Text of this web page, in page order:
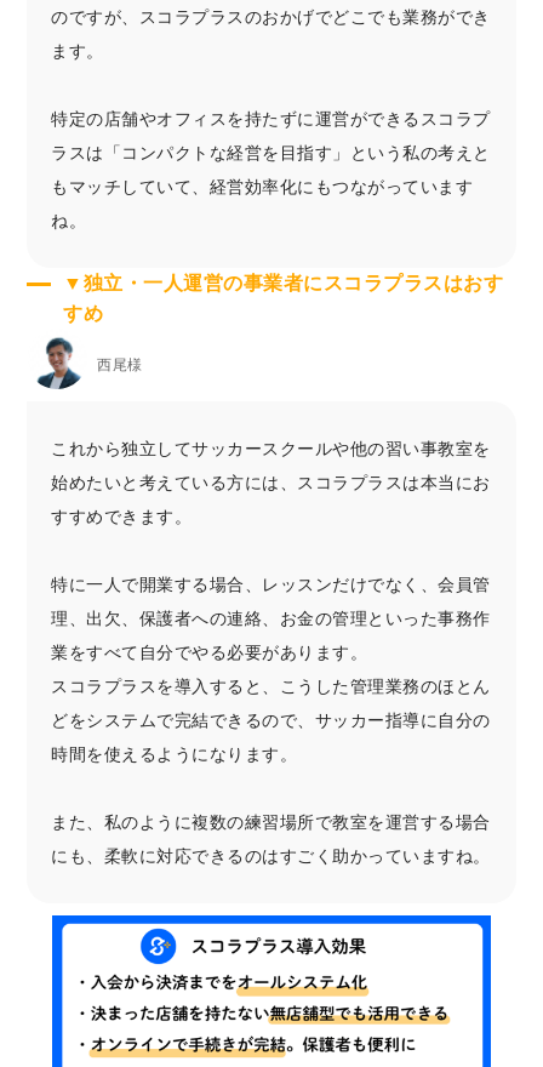
のですが、スコラプラスのおかげでどこでも業務ができ
ます。
特定の店舗やオフィスを持たずに運営ができるスコラプ
ラスは「コンパクトな経営を目指す」という私の考えと
もマッチしていて、経営効率化にもつながっています
ね。
▼独立・一人運営の事業者にスコラプラスはおす
すめ
西尾様
これから独立してサッカースクールや他の習い事教室を
始めたいと考えている方には、スコラプラスは本当にお
すすめできます。
特に一人で開業する場合、レッスンだけでなく、会員管
理、出欠、保護者への連絡、お金の管理といった事務作
業をすべて自分でやる必要があります。
スコラプラスを導入すると、こうした管理業務のほとん
どをシステムで完結できるので、サッカー指導に自分の
時間を使えるようになります。
また、私のように複数の練習場所で教室を運営する場合
にも、柔軟に対応できるのはすごく助かっていますね。